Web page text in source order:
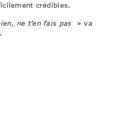
crédibles.
ne t’en fais pas » va